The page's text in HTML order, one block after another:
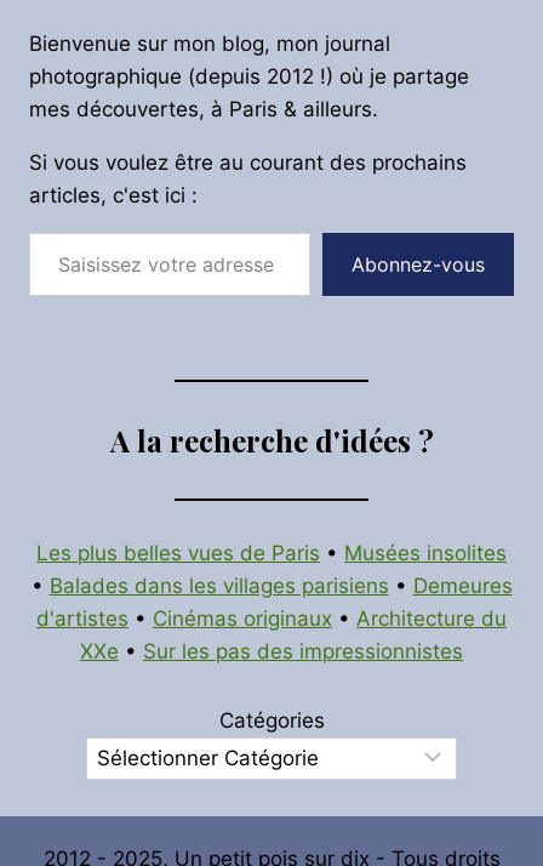
Bienvenue sur mon blog, mon journal
photographique (depuis 2012 !) où je partage
mes découvertes, à Paris & ailleurs.
Si vous voulez être au courant des prochains
articles, c'est ici :
Saisissez votre adresse e-mail…
Abonnez-vous
A la recherche d'idées ?
Les plus belles vues de Paris • Musées insolites
• Balades dans les villages parisiens • Demeures
d'artistes • Cinémas originaux • Architecture du
XXe • Sur les pas des impressionnistes
Catégories
2012 - 2025, Un petit pois sur dix - Tous droits